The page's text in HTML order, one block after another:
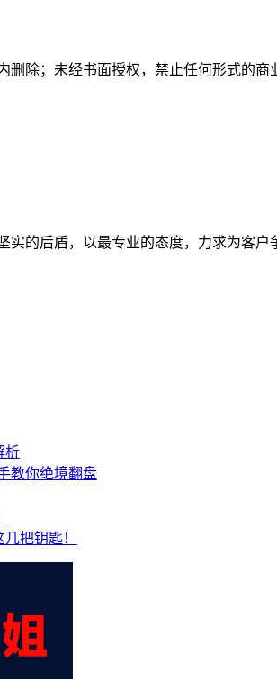
除；未经书面授权，禁止任何形式的商
的后盾，以最专业的态度，力求为客户
析
教你绝境翻盘
把钥匙！